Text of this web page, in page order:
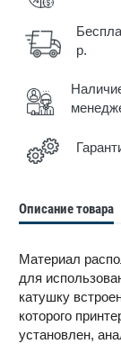
р.
Описание товара
Материал
для
катушку
которого
установлен,